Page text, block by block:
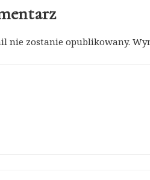
nie zostanie opublikowany.